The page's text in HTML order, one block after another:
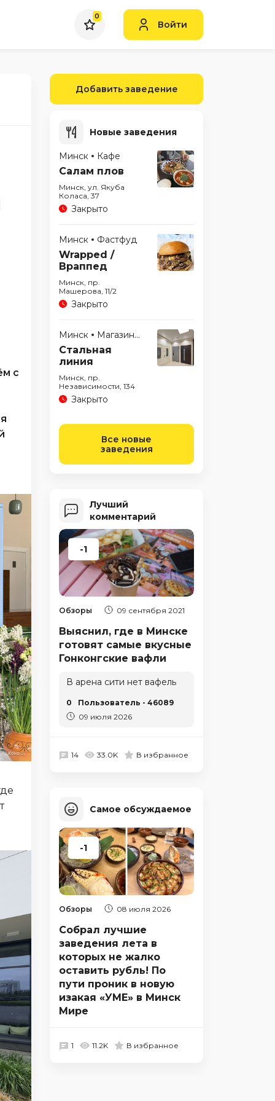
0
Войти
с
Добавить заведение
Новые заведения
Минск Кафе
Салам плов
Минск, ул. Якуба
Коласа, 37
Закрыто
Минск Фастфуд
Wrapped /
Враппед
Минск, пр.
Машерова, 11/2
Закрыто
Минск Магазины
Стальная
линия
Минск, пр.
Независимости, 134
Закрыто
Все новые
заведения
Лучший
комментарий
-1
Обзоры 09 сентября 2021
Выяснил, где в Минске
готовят самые вкусные
Гонконгские вафли
В арена сити нет вафель
0
Пользователь - 46089
09 июля 2026
14 33.0K В избранное
Самое обсуждаемое
-1
Обзоры 08 июля 2026
Собрал лучшие
заведения лета в
которых не жалко
оставить рубль! По
пути проник в новую
изакая «УМЕ» в Минск
Мире
1 11.2K В избранное